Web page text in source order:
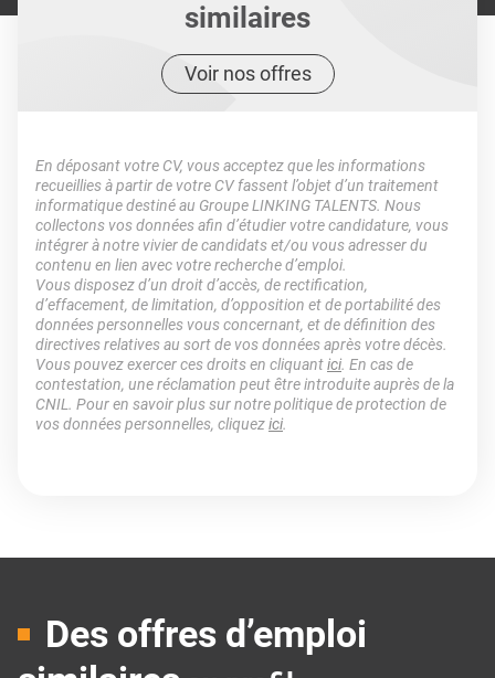
similaires
Voir nos offres
En déposant votre CV, vous acceptez que les informations
recueillies à partir de votre CV fassent l’objet d’un traitement
informatique destiné au Groupe LINKING TALENTS. Nous
collectons vos données afin d’étudier votre candidature, vous
intégrer à notre vivier de candidats et/ou vous adresser du
contenu en lien avec votre recherche d’emploi.
Vous disposez d’un droit d’accès, de rectification,
d’effacement, de limitation, d’opposition et de portabilité des
données personnelles vous concernant, et de définition des
directives relatives au sort de vos données après votre décès.
Vous pouvez exercer ces droits en cliquantici. En cas de
contestation, une réclamation peut être introduite auprès de la
CNIL. Pour en savoir plus sur notre politique de protection de
vos données personnelles, cliquezici.
Des offres d’emploi